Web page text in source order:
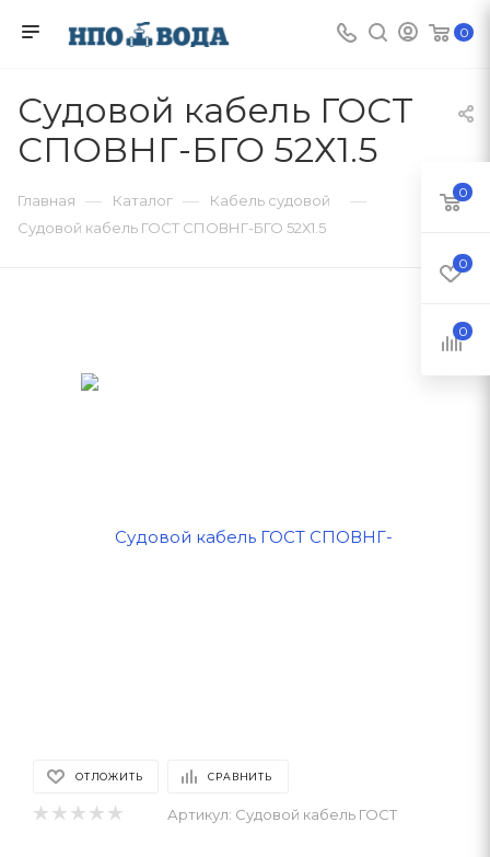
0
Судовой кабель ГОСТ
СПОВНГ-БГО 52Х1.5
Главная — Каталог — Кабель судовой —
Судовой кабель ГОСТ СПОВНГ-БГО 52Х1.5
ОТЛОЖИТЬ СРАВНИТЬ
Артикул: Судовой кабель ГОСТ
0
0
0